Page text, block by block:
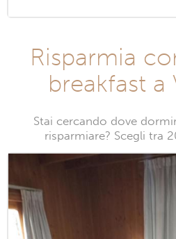
Risparmia
breakfast a
Stai cercando dove
risparmiare? Scegli tra